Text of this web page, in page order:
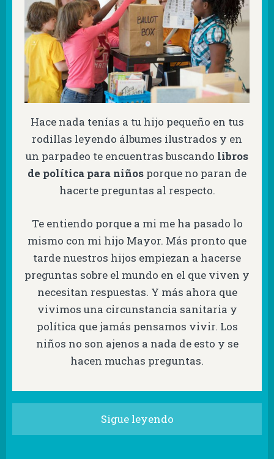
Hace nada tenías a tu hijo pequeño en tus
rodillas leyendo álbumes ilustrados y en
un parpadeo te encuentras buscando libros
de política para niños porque no paran de
hacerte preguntas al respecto.
Te entiendo porque a mi me ha pasado lo
mismo con mi hijo Mayor. Más pronto que
tarde nuestros hijos empiezan a hacerse
preguntas sobre el mundo en el que viven y
necesitan respuestas. Y más ahora que
vivimos una circunstancia sanitaria y
política que jamás pensamos vivir. Los
niños no son ajenos a nada de esto y se
hacen muchas preguntas.
Sigue leyendo